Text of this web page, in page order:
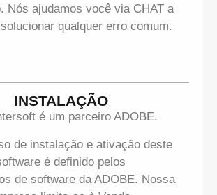
Nós ajudamos você via CHAT a
qualquer erro comum.
INSTALAÇÃO
é um parceiro ADOBE.
de instalação e ativação deste
é definido pelos
de software da ADOBE. Nossa